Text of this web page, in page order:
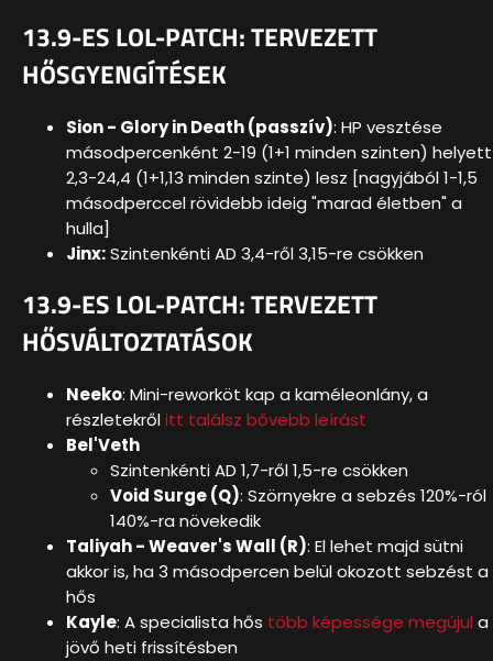
13.9-ES LOL-PATCH: TERVEZETT
HŐSGYENGÍTÉSEK
Sion - Glory in Death (passzív): HP vesztése
másodpercenként 2-19 (1+1 minden szinten) helyett
2,3-24,4 (1+1,13 minden szinte) lesz [nagyjából 1-1,5
másodperccel rövidebb ideig "marad életben" a
hulla]
Jinx:Szintenkénti AD 3,4-ről 3,15-re csökken
13.9-ES LOL-PATCH: TERVEZETT
HŐSVÁLTOZTATÁSOK
Neeko: Mini-reworköt kap a kaméleonlány, a
részletekrőlitt találsz bővebb leírást
Bel'Veth
Szintenkénti AD 1,7-ről 1,5-re csökken
Void Surge (Q): Szörnyekre a sebzés 120%-ról
140%-ra növekedik
Taliyah - Weaver's Wall (R): El lehet majd sütni
akkor is, ha 3 másodpercen belül okozott sebzést a
hős
Kayle: A specialista hős több képessége megújul a
jövő heti frissítésben